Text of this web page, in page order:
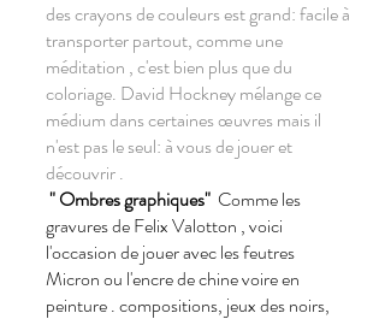
des crayons de couleurs est grand: facile à
transporter partout, comme une
méditation , c'est bien plus que du
coloriage. David Hockney mélange ce
médium dans certaines œuvres mais il
n'est pas le seul: à vous de jouer et
découvrir .
" Ombres graphiques" Comme les
gravures de Felix Valotton , voici
l'occasion de jouer avec les feutres
Micron ou l'encre de chine voire en
peinture . compositions, jeux des noirs,